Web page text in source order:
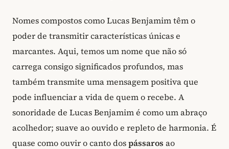
Nomes compostos como Lucas Benjamim têm o
poder de transmitir características únicas e
marcantes. Aqui, temos um nome que não só
carrega consigo significados profundos, mas
também transmite uma mensagem positiva que
pode influenciar a vida de quem o recebe. A
sonoridade de Lucas Benjamim é como um abraço
acolhedor; suave ao ouvido e repleto de harmonia. É
quase como ouvir o canto dospássaros ao